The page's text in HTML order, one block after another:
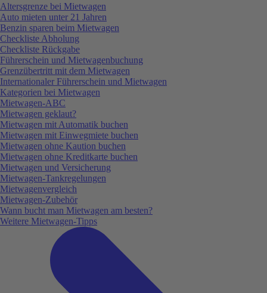
Altersgrenze bei Mietwagen
Auto mieten unter 21 Jahren
Benzin sparen beim Mietwagen
Checkliste Abholung
Checkliste Rückgabe
Führerschein und Mietwagenbuchung
Grenzübertritt mit dem Mietwagen
Internationaler Führerschein und Mietwagen
Kategorien bei Mietwagen
Mietwagen-ABC
Mietwagen geklaut?
Mietwagen mit Automatik buchen
Mietwagen mit Einwegmiete buchen
Mietwagen ohne Kaution buchen
Mietwagen ohne Kreditkarte buchen
Mietwagen und Versicherung
Mietwagen-Tankregelungen
Mietwagenvergleich
Mietwagen-Zubehör
Wann bucht man Mietwagen am besten?
Weitere Mietwagen-Tipps